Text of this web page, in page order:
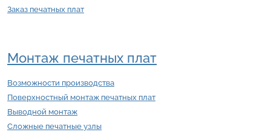
Заказ печатных плат
Монтаж печатных плат
Возможности производства
Поверхностный монтаж печатных плат
Выводной монтаж
Сложные печатные узлы